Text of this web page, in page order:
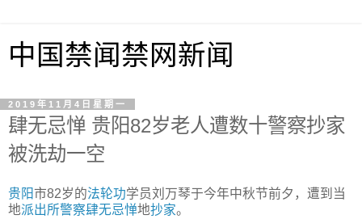
中国禁闻禁网新闻
2019年11月4日星期一
肆无忌惮 贵阳82岁老人遭数十警察抄家
被洗劫一空
贵阳市82岁的法轮功学员刘万琴于今年中秋节前夕，遭到当
地派出所警察肆无忌惮地抄家。